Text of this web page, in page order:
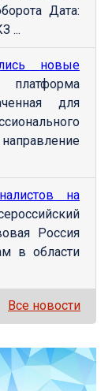
Дата:
...
новые
для
направление
на
Россия
в области
Все новости